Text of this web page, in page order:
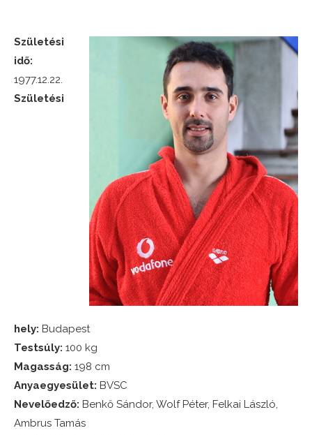
Születési
idő:
1977.12.22.
Születési
hely: Budapest
Testsúly: 100 kg
Magasság: 198 cm
Anyaegyesület: BVSC
Nevelőedző: Benkő Sándor, Wolf Péter, Felkai László,
Ambrus Tamás